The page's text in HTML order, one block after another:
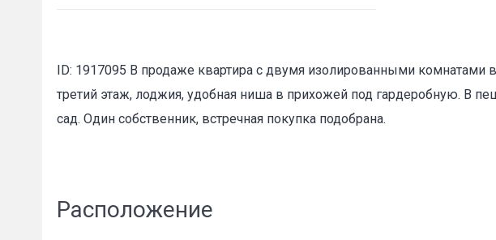
ID: 1917095 В продаже квартира с двумя изолированными
третий этаж, лоджия, удобная ниша в прихожей под гардеробную. В
сад. Один собственник, встречная покупка подобрана.
Расположение